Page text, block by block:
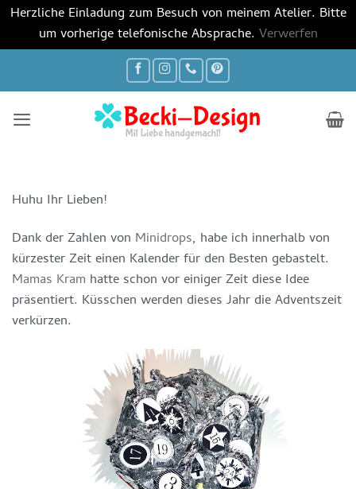
Herzliche Einladung zum Besuch von meinem Atelier. Bitte
um vorherige telefonische Absprache. Verwerfen
Huhu Ihr Lieben!
Dank der Zahlen von Minidrops, habe ich innerhalb von
kürzester Zeit einen Kalender für den Besten gebastelt.
Mamas Kram hatte schon vor einiger Zeit diese Idee
präsentiert. Küsschen werden dieses Jahr die Adventszeit
verkürzen.